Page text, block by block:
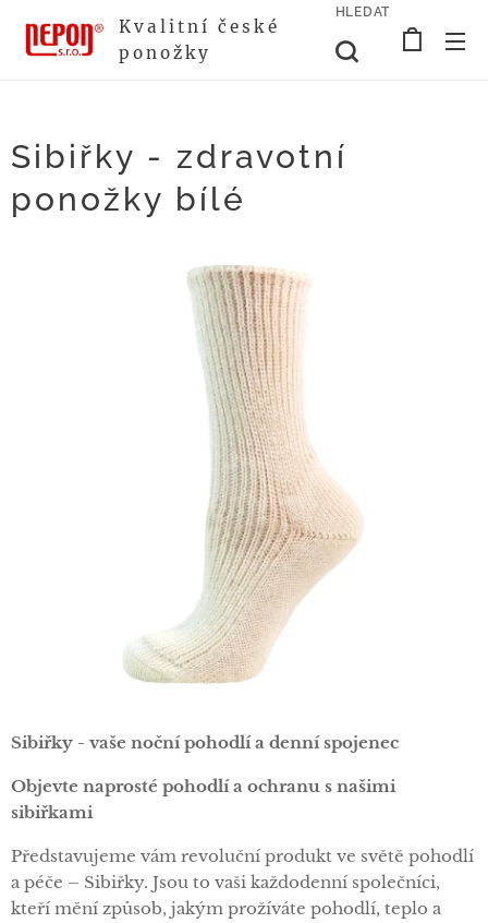
Kvalitní české
ponožky
HLEDAT
Sibiřky - zdravotní
ponožky bílé
Sibiřky - vaše noční pohodlí a denní spojenec
Objevte naprosté pohodlí a ochranu s našimi
sibiřkami
Představujeme vám revoluční produkt ve světě pohodlí
a péče – Sibiřky. Jsou to vaši každodenní společníci,
kteří mění způsob, jakým prožíváte pohodlí, teplo a